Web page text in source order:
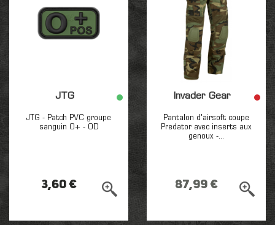
JTG
JTG - Patch PVC groupe
sanguin O+ - OD
3,60 €
Invader Gear
Pantalon d'airsoft coupe
Predator avec inserts aux
genoux -...
87,99 €